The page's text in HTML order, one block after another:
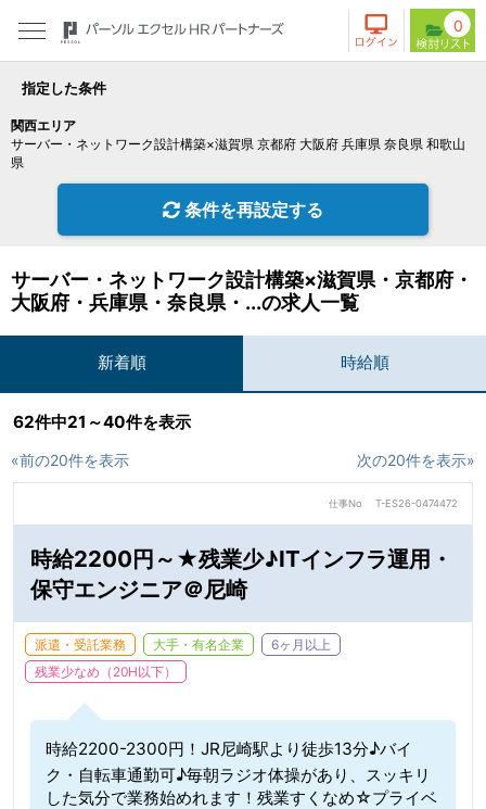
0
指定した条件
関西エリア
サーバー・ネットワーク設計構築×滋賀県 京都府 大阪府 兵庫県 奈良県 和歌山
県
条件を再設定する
サーバー・ネットワーク設計構築×滋賀県・京都府・
大阪府・兵庫県・奈良県・...の求人一覧
新着順 時給順
62件中21～40件を表示
«前の20件を表示 次の20件を表示»
仕事No T-ES26-0474472
時給2200円～★残業少♪ITインフラ運用・
保守エンジニア＠尼崎
派遣・受託業務 大手・有名企業
6ヶ月以上
残業少なめ（20H以下）
時給2200-2300円！JR尼崎駅より徒歩13分♪バイ
ク・自転車通勤可♪毎朝ラジオ体操があり、スッキリ
した気分で業務始めれます！残業すくなめ☆プライベ